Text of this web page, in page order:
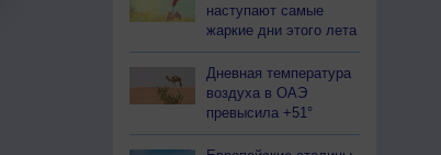
наступают самые
жаркие дни этого лета
Дневная температура
воздуха в ОАЭ
превысила +51°